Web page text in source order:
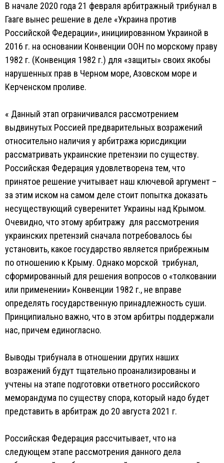
В начале 2020 года 21 февраля арбитражный трибунал в
Гааге вынес решение в деле «Украина против
Российской Федерации», инициированном Украиной в
2016 г. на основании Конвенции ООН по морскому праву
1982 г. (Конвенция 1982 г.) для «защиты» своих якобы
нарушенных прав в Черном море, Азовском море и
Керченском проливе.
« Данный этап ограничивался рассмотрением
выдвинутых Россией предварительных возражений
относительно наличия у арбитража юрисдикции
рассматривать украинские претензии по существу.
Российская Федерация удовлетворена тем, что
принятое решение учитывает наш ключевой аргумент –
за этим иском на самом деле стоит попытка доказать
несуществующий суверенитет Украины над Крымом.
Очевидно, что этому арбитражу для рассмотрения
украинских претензий сначала потребовалось бы
установить, какое государство является прибрежным
по отношению к Крыму. Однако морской трибунал,
сформированный для решения вопросов о «толковании
или применении» Конвенции 1982 г., не вправе
определять государственную принадлежность суши.
Принципиально важно, что в этом арбитры поддержали
нас, причем единогласно.
Выводы трибунала в отношении других наших
возражений будут тщательно проанализированы и
учтены на этапе подготовки ответного российского
меморандума по существу спора, который надо будет
представить в арбитраж до 20 августа 2021 г.
Российская Федерация рассчитывает, что на
следующем этапе рассмотрения данного дела